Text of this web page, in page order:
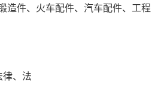
造件、火车配件、汽车配件、工程
、法